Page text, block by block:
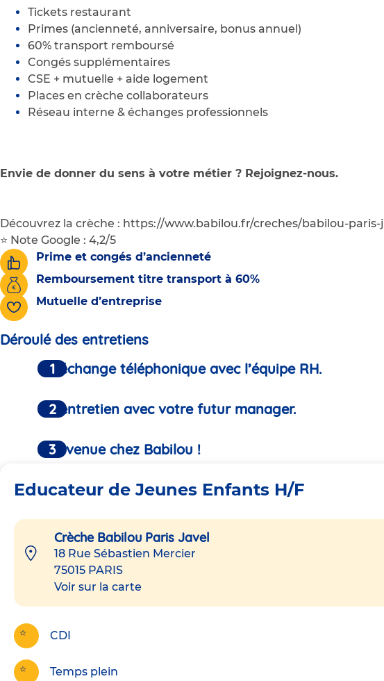
Tickets restaurant
Primes (ancienneté, anniversaire, bonus annuel)
60% transport remboursé
Congés supplémentaires
CSE + mutuelle + aide logement
Places en crèche collaborateurs
Réseau interne & échanges professionnels
Envie de donner du sens à votre métier ? Rejoignez-nous.
Découvrez la crèche : https://www.babilou.fr/creches/babilou-paris-
⭐ Note Google : 4,2/5
Prime et congés d’ancienneté
Remboursement titre transport à 60%
Mutuelle d’entreprise
Déroulé des entretiens
Un échange téléphonique avec l’équipe RH.
Un entretien avec votre futur manager.
Bienvenue chez Babilou !
Educateur de Jeunes Enfants H/F
Crèche Babilou Paris Javel
18 Rue Sébastien Mercier
75015 PARIS
Voir sur la carte
CDI
Temps plein